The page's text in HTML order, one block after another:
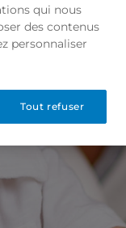
qui nous
des contenus
personnaliser
Tout refuser